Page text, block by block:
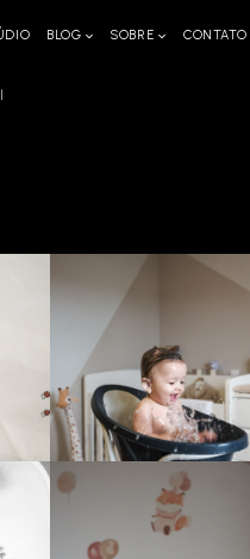
BLOG SOBRE CONTATO